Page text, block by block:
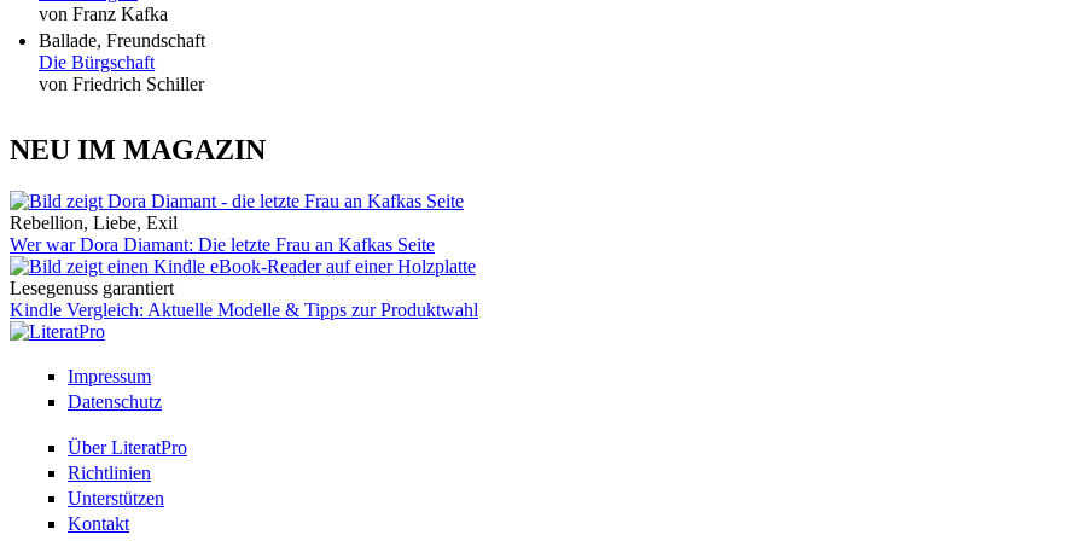
von Franz Kafka
Ballade, Freundschaft
Die Bürgschaft
von Friedrich Schiller
NEU IM MAGAZIN
Rebellion, Liebe, Exil
Wer war Dora Diamant: Die letzte Frau an Kafkas Seite
Lesegenuss garantiert
Kindle Vergleich: Aktuelle Modelle & Tipps zur Produktwahl
Impressum
Datenschutz
Über LiteratPro
Richtlinien
Unterstützen
Kontakt